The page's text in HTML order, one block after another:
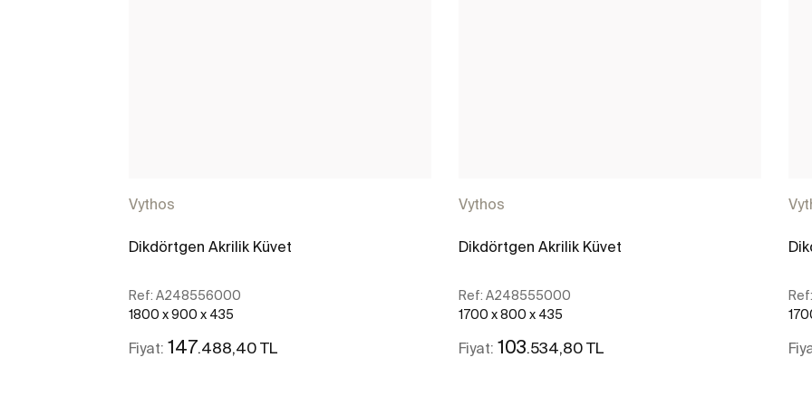
Vythos
Dikdörtgen Akrilik Küvet
Ref: A248556000
1800 x 900 x 435
Fiyat: 147 .488,40 TL
Vythos
Dikdörtgen Akrilik Küvet
Ref: A248555000
1700 x 800 x 435
Fiyat: 103 .534,80 TL
Ref: